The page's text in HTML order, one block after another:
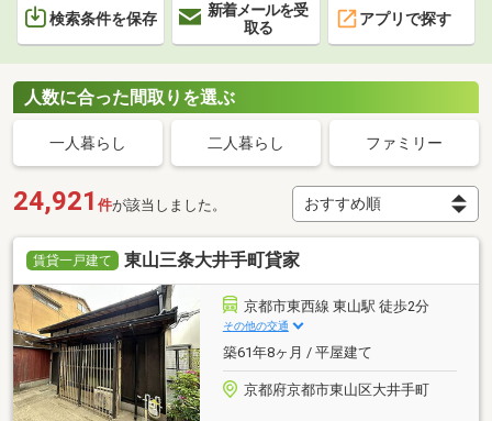
検索条件を保存
新着メールを受
取る
アプリで探す
人数に合った間取りを選ぶ
一人暮らし 二人暮らし ファミリー
24,921 件が該当しました。
賃貸一戸建て 東山三条大井手町貸家
京都市東西線 東山駅 徒歩2分
その他の交通
築61年8ヶ月 / 平屋建て
京都府京都市東山区大井手町